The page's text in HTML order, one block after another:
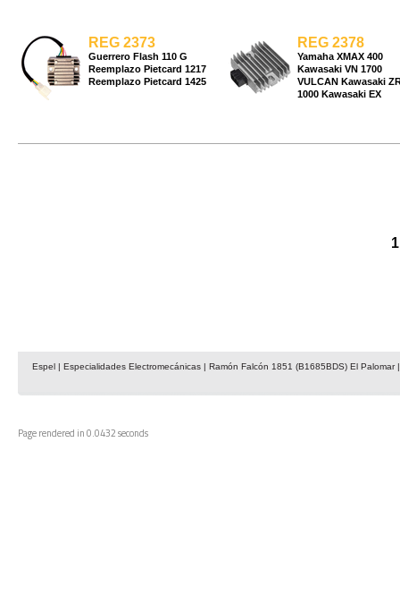
REG 2373
Guerrero Flash 110 G
Reemplazo Pietcard 1217
Reemplazo Pietcard 1425
REG 2378
Yamaha XMAX 400
Kawasaki VN 1700
VULCAN Kawasaki
1000 Kawasaki EX
Espel | Especialidades Electromecánicas | Ramón Falcón 1851 (B1685BDS) El
Page rendered in 0.0432 seconds